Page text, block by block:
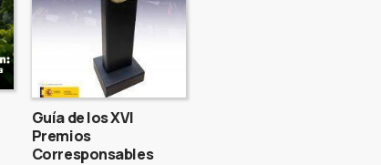
Guía de los XVI
Premios
Corresponsables